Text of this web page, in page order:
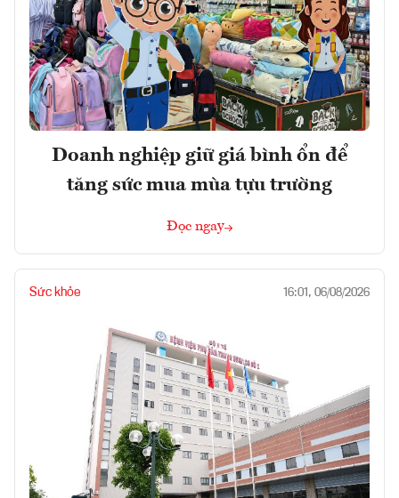
Doanh nghiệp giữ giá bình ổn để
tăng sức mua mùa tựu trường
Đọc ngay
Sức khỏe 16:01, 06/08/2026